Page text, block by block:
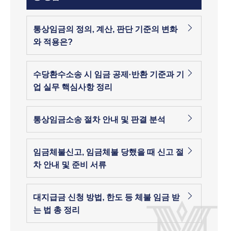
통상임금의 정의, 계산, 판단 기준의 변화
와 적용은?
수당환수소송 시 임금 공제·반환 기준과 기
업 실무 핵심사항 정리
통상임금소송 절차 안내 및 판결 분석
임금체불신고, 임금체불 당했을 때 신고 절
차 안내 및 준비 서류
대지급금 신청 방법, 한도 등 체불 임금 받
는 법 총 정리